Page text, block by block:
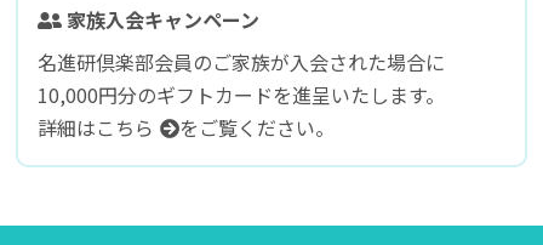
家族入会キャンペーン
名進研倶楽部会員のご家族が入会された場合に
10,000円分のギフトカードを進呈いたします。
詳細はこちら
をご覧ください。